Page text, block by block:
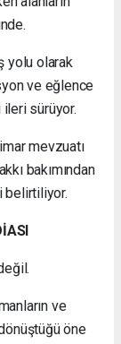
yolu olarak
ve eğlence
sürüyor.
mevzuatı
bakımından
belirtiliyor.
ve
öne